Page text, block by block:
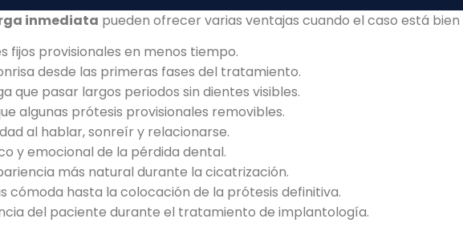
inmediata pueden ofrecer varias ventajas cuando el caso está bien
fijos provisionales en menos tiempo.
desde las primeras fases del tratamiento.
que pasar largos periodos sin dientes visibles.
algunas prótesis provisionales removibles.
al hablar, sonreír y relacionarse.
y emocional de la pérdida dental.
más natural durante la cicatrización.
cómoda hasta la colocación de la prótesis definitiva.
del paciente durante el tratamiento de implantología.